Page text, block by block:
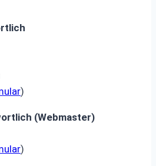
)
(Webmaster)
)